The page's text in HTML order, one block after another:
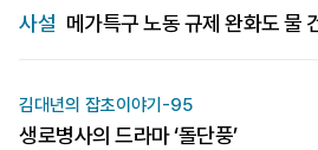
사설 메가특구 노동 규제 완화도 물
김대년의 잡초이야기-95
생로병사의 드라마 ‘돌단풍’